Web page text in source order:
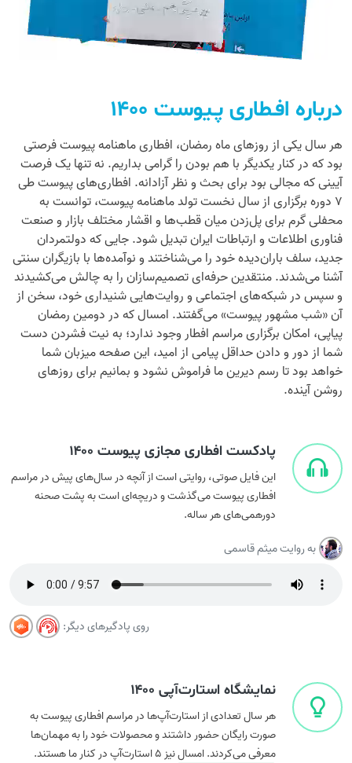
درباره افـطاری پـیوست ۱۴۰۰
هر سال یکی از روزهای ماه رمضان، افطاری ماهنامه پیوست فرصتی
بود که در کنار یکدیگر با هم بودن را گرامی بداریم. نه تنها یک فرصت
آیینی که مجالی بود برای بحث و نظر آزادانه. افطاری‌های پیوست طی
۷ دوره برگزاری از سال نخست تولد ماهنامه پیوست، توانست به
محفلی گرم برای پل‌زدن میان قطب‌ها و اقشار مختلف بازار و صنعت
فناوری اطلاعات و ارتباطات ایران تبدیل شود. جایی که دولتمردان
جدید، سلف باران‌دیده خود را می‌شناختند و نوآمده‌ها با بازیگران سنتی
آشنا می‌شدند. منتقدین حرفه‌ای تصمیم‌سازان را به چالش می‌کشیدند
و سپس در شبکه‌های اجتماعی و روایت‌هایی شنیداری خود، سخن از
آن «شب مشهور پیوست» می‌گفتند. امسال که در دومین رمضان
پیاپی، امکان برگزاری مراسم افطار وجود ندارد؛ به نیت فشردن دست
شما از دور و دادن حداقل پیامی از امید، این صفحه میزبان شما
خواهد بود تا رسم دیرین ما فراموش نشود و بمانیم برای روزهای
روشن آینده.
پادکست افطاری مجازی پیوست ۱۴۰۰
این فایل صوتی، روایتی است از آنچه در سال‌های پیش در مراسم
افطاری پیوست می‌گذشت و دریچه‌ای است به پشت صحنه
دورهمی‌های هر ساله.
به روایت میثم قاسمی
روی پادگیرهای دیگر:
نمایشگاه استارت‌آپی ۱۴۰۰
هر سال تعدادی از استارت‌آپ‌ها در مراسم افطاری پیوست به
صورت رایگان حضور داشتند و محصولات خود را به مهمان‌ها
معرفی می‌کردند. امسال نیز ۵ استارت‌آپ در کنار ما هستند.